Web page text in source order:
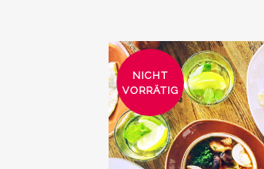
NICHT
VORRÄTIG